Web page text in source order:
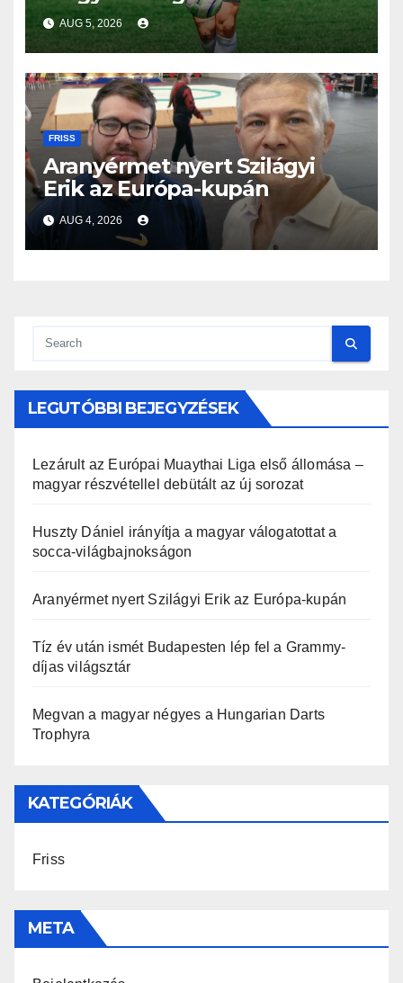
világbajnokságon
AUG 5, 2026
FRISS
Aranyérmet nyert Szilágyi
Erik az Európa-kupán
AUG 4, 2026
LEGUTÓBBI BEJEGYZÉSEK
Lezárult az Európai Muaythai Liga első állomása –
magyar részvétellel debütált az új sorozat
Huszty Dániel irányítja a magyar válogatottat a
socca-világbajnokságon
Aranyérmet nyert Szilágyi Erik az Európa-kupán
Tíz év után ismét Budapesten lép fel a Grammy-
díjas világsztár
Megvan a magyar négyes a Hungarian Darts
Trophyra
KATEGÓRIÁK
Friss
META